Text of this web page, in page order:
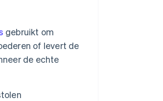
gebruikt om
of levert de
de echte